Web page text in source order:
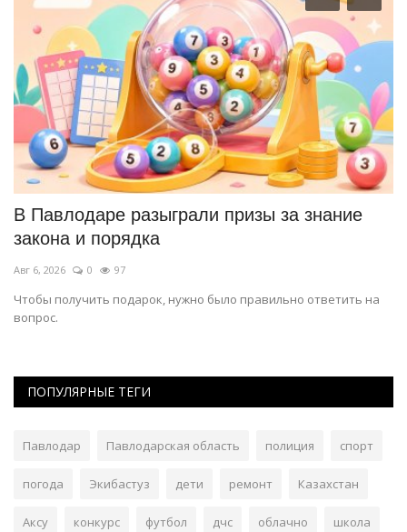
В Павлодаре разыграли призы за знание
закона и порядка
Авг 6, 2026 0 97
Чтобы получить подарок, нужно было правильно ответить на
вопрос.
ПОПУЛЯРНЫЕ ТЕГИ
Павлодар Павлодарская область полиция спорт
погода Экибастуз дети ремонт Казахстан
Аксу конкурс футбол дчс облачно школа